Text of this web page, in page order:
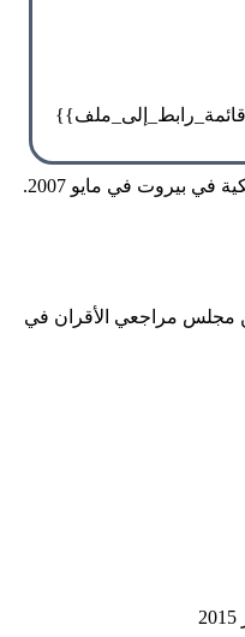
حصلت على الدكتوراه في قسم دراسات النساء والجندر والجنسانية في جامعة أوهايو بمدينة كولمبيس في أغسطس 2014، وعلى الماجستير في الأدب الإنجليزي في الجامعة الأمريكية في بيروت في مايو 2007.